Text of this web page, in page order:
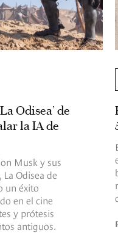
Odisea’ de
la IA de
Musk y sus
Odisea de
un éxito
en el cine
y prótesis
antiguos.